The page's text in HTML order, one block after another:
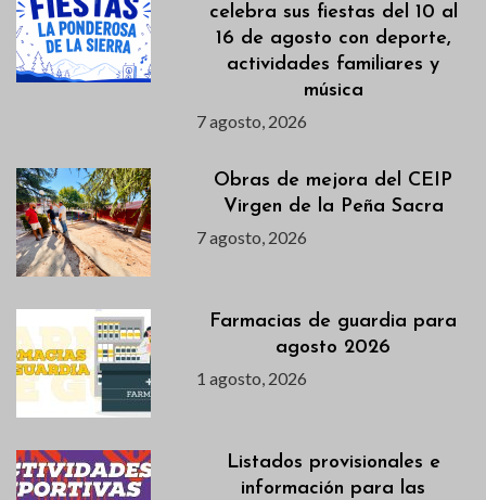
celebra sus fiestas del 10 al
16 de agosto con deporte,
actividades familiares y
música
7 agosto, 2026
Obras de mejora del CEIP
Virgen de la Peña Sacra
7 agosto, 2026
Farmacias de guardia para
agosto 2026
1 agosto, 2026
Listados provisionales e
información para las